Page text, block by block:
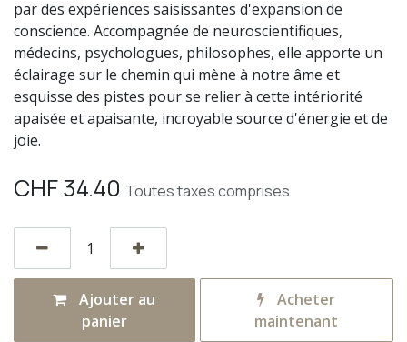
par des expériences saisissantes d'expansion de
conscience. Accompagnée de neuroscientifiques,
médecins, psychologues, philosophes, elle apporte un
éclairage sur le chemin qui mène à notre âme et
esquisse des pistes pour se relier à cette intériorité
apaisée et apaisante, incroyable source d'énergie et de
joie.
CHF34.40 Toutes taxes comprises
Ajouter au
panier
Acheter
maintenant